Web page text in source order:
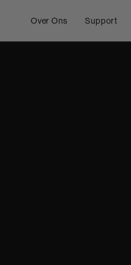
Over Ons Support